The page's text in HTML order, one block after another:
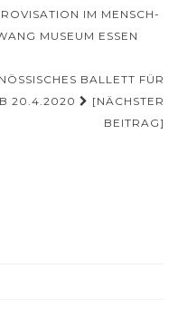
IM MENSCH-
MUSEUM ESSEN
BALLETT FÜR
20.4.2020
[NÄCHSTER
BEITRAG]